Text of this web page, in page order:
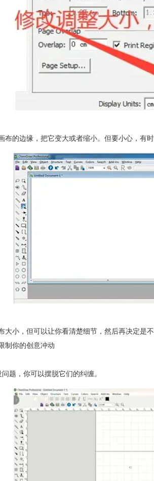
的边缘，把它变大或者缩小。但要小心，有
小，但可以让你看清楚细节，然后再决定是不
制你的创意冲动
题，你可以摆脱它们的纠缠。